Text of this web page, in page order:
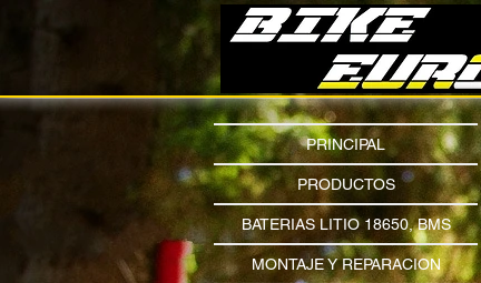
PRINCIPAL
PRODUCTOS
BATERIAS LITIO 18650, BMS
MONTAJE Y REPARACION